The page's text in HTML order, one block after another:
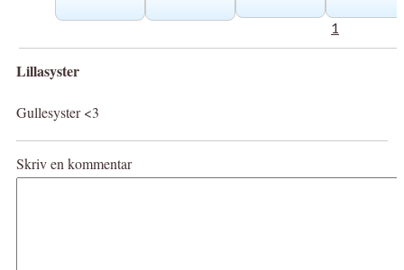
1
Lillasyster
Gullesyster <3
Skriv en kommentar